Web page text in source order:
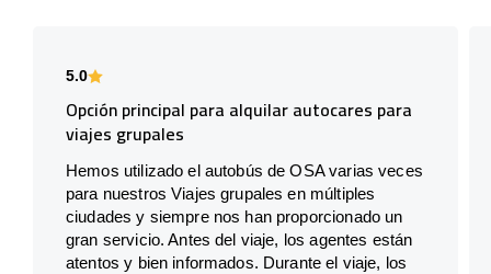
5.0
Opción principal para alquilar autocares para
viajes grupales
Hemos utilizado el autobús de OSA varias veces
para nuestros Viajes grupales en múltiples
ciudades y siempre nos han proporcionado un
gran servicio. Antes del viaje, los agentes están
atentos y bien informados. Durante el viaje, los